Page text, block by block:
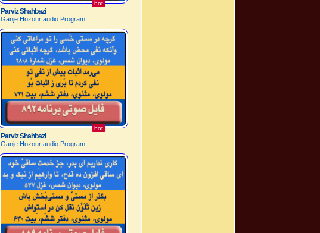
hot
Parviz Shahbazi
Ganje Hozour audio Program ...
hot
Parviz Shahbazi
Ganje Hozour audio Program ...